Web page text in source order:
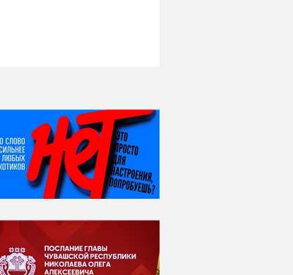
НИ ДНЯ БЕЗ ДАТЫ...
07 августа
Я встретил вас – и
всё былое...